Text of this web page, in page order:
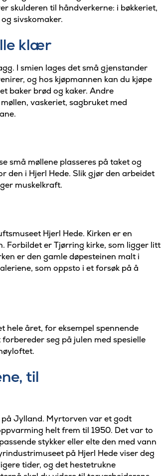
skulderen til håndverkerne: i bøkkeriet,
sivskomaker.
klær
I smien lages det små gjenstander
og hos kjøpmannen kan du kjøpe
baker brød og kaker. Andre
vaskeriet, sagbruket med
små møllene plasseres på taket og
den i Hjerl Hede. Slik gjør den arbeidet
muskelkraft.
Hjerl Hede. Kirken er en
Forbildet er Tjørring kirke, som ligger litt
er den gamle døpesteinen malt i
som oppsto i et forsøk på å
hele året, for eksempel spennende
seg på julen med spesielle
til
Jylland. Myrtorven var et godt
helt frem til 1950. Det var to
stykker eller elte den med vann
på Hjerl Hede viser deg
tider, og det hestetrukne